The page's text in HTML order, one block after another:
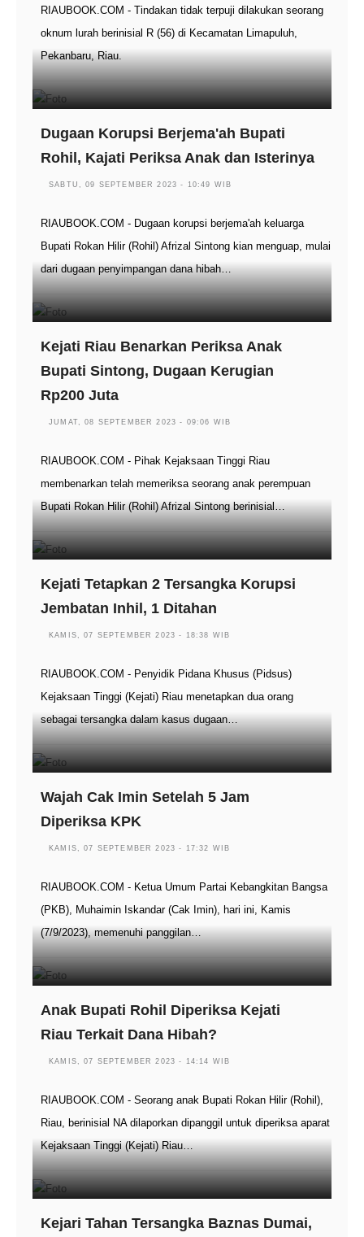
RIAUBOOK.COM - Tindakan tidak terpuji dilakukan seorang
oknum lurah berinisial R (56) di Kecamatan Limapuluh,
Pekanbaru, Riau.
Dugaan Korupsi Berjema'ah Bupati
Rohil, Kajati Periksa Anak dan Isterinya
SABTU, 09 SEPTEMBER 2023 - 10:49 WIB
RIAUBOOK.COM - Dugaan korupsi berjema'ah keluarga
Bupati Rokan Hilir (Rohil) Afrizal Sintong kian menguap, mulai
dari dugaan penyimpangan dana hibah…
Kejati Riau Benarkan Periksa Anak
Bupati Sintong, Dugaan Kerugian
Rp200 Juta
JUMAT, 08 SEPTEMBER 2023 - 09:06 WIB
RIAUBOOK.COM - Pihak Kejaksaan Tinggi Riau
membenarkan telah memeriksa seorang anak perempuan
Bupati Rokan Hilir (Rohil) Afrizal Sintong berinisial…
Kejati Tetapkan 2 Tersangka Korupsi
Jembatan Inhil, 1 Ditahan
KAMIS, 07 SEPTEMBER 2023 - 18:38 WIB
RIAUBOOK.COM - Penyidik Pidana Khusus (Pidsus)
Kejaksaan Tinggi (Kejati) Riau menetapkan dua orang
sebagai tersangka dalam kasus dugaan…
Wajah Cak Imin Setelah 5 Jam
Diperiksa KPK
KAMIS, 07 SEPTEMBER 2023 - 17:32 WIB
RIAUBOOK.COM - Ketua Umum Partai Kebangkitan Bangsa
(PKB), Muhaimin Iskandar (Cak Imin), hari ini, Kamis
(7/9/2023), memenuhi panggilan…
Anak Bupati Rohil Diperiksa Kejati
Riau Terkait Dana Hibah?
KAMIS, 07 SEPTEMBER 2023 - 14:14 WIB
RIAUBOOK.COM - Seorang anak Bupati Rokan Hilir (Rohil),
Riau, berinisial NA dilaporkan dipanggil untuk diperiksa aparat
Kejaksaan Tinggi (Kejati) Riau…
Kejari Tahan Tersangka Baznas Dumai,